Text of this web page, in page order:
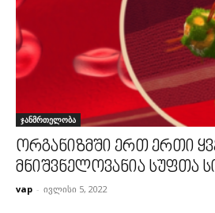
ჯანმრთელობა
ორგანიზმში ერთ ერთი
მნიშვნელოვანია სუფთა
vap - ივლისი 5, 2022